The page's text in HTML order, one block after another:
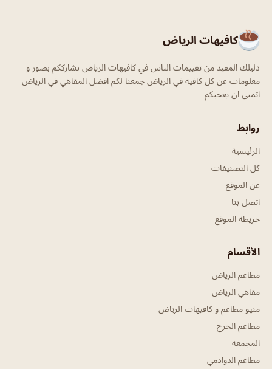
كافيهات الرياض
دليلك المفيد من تقييمات الناس في كافيهات الرياض نشارككم بصور و
معلومات عن كل كافيه في الرياض جمعنا لكم افضل المقاهي في الرياض
اتمنى ان يعجبكم
روابط
الرئيسية
كل التصنيفات
عن الموقع
اتصل بنا
خريطة الموقع
الأقسام
مطاعم الرياض
مقاهي الرياض
منيو مطاعم و كافيهات الرياض
مطاعم الخرج
المجمعه
مطاعم الدوادمي